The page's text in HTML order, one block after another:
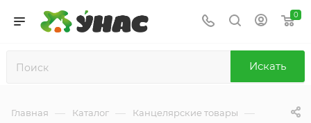
0
Искать
Главная — Каталог — Канцелярские товары —